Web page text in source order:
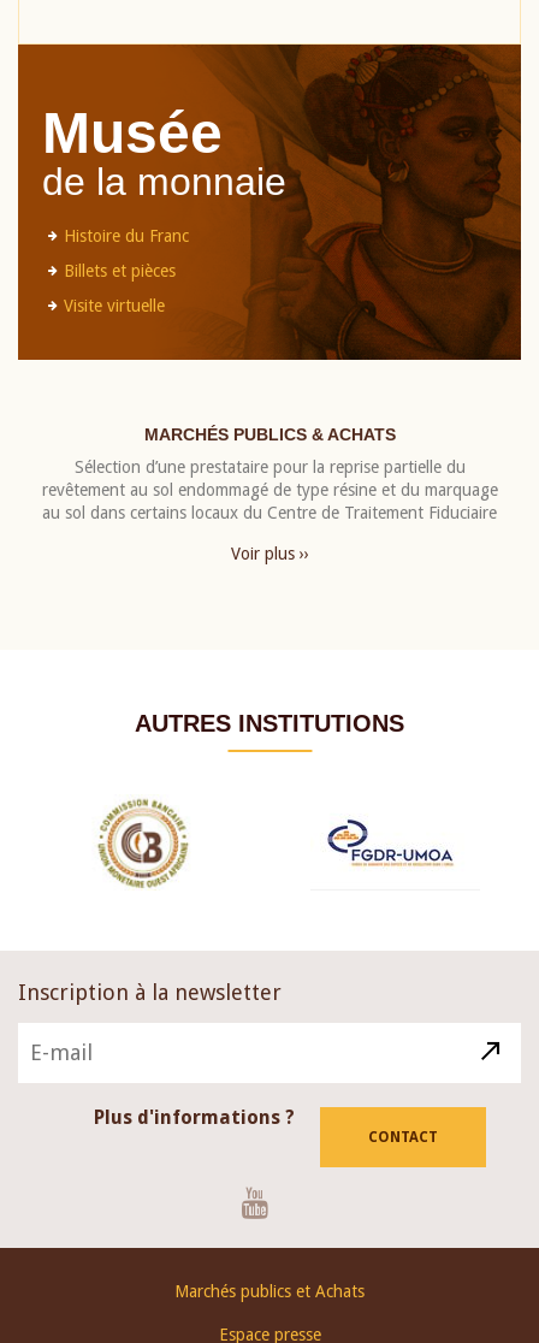
Musée
de la monnaie
Histoire du Franc
Billets et pièces
Visite virtuelle
MARCHÉS PUBLICS & ACHATS
Sélection d’une prestataire pour la reprise partielle du
revêtement au sol endommagé de type résine et du marquage
au sol dans certains locaux du Centre de Traitement Fiduciaire
Voir plus ››
AUTRES INSTITUTIONS
Inscription à la newsletter
Plus d'informations ?
CONTACT
Marchés publics et Achats
Espace presse